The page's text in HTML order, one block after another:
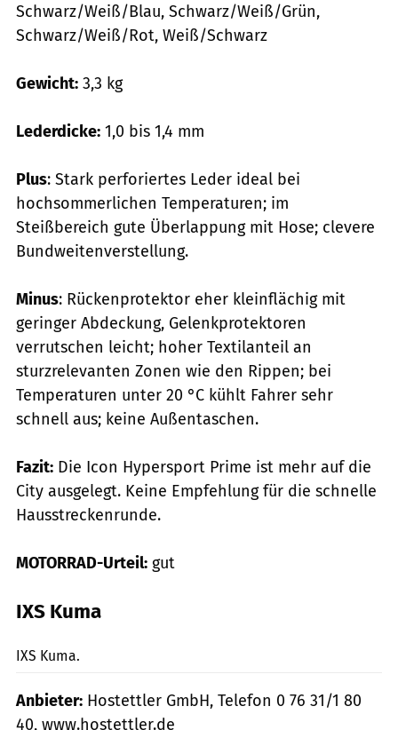
Schwarz/Weiß/Blau, Schwarz/Weiß/Grün,
Schwarz/Weiß/Rot, Weiß/Schwarz
Gewicht: 3,3 kg
Lederdicke: 1,0 bis 1,4 mm
Plus: Stark perforiertes Leder ideal bei
hochsommerlichen Temperaturen; im
Steißbereich gute Überlappung mit Hose; clevere
Bundweitenverstellung.
Minus: Rückenprotektor eher kleinflächig mit
geringer Abdeckung, Gelenkprotektoren
verrutschen leicht; hoher Textilanteil an
sturzrelevanten Zonen wie den Rippen; bei
Temperaturen unter 20 °C kühlt Fahrer sehr
schnell aus; keine Außentaschen.
Fazit: Die Icon Hypersport Prime ist mehr auf die
City ausgelegt. Keine Empfehlung für die schnelle
Hausstreckenrunde.
MOTORRAD-Urteil: gut
IXS Kuma
IXS Kuma.
Anbieter: Hostettler GmbH, Telefon 0 76 31/1 80
40, www.hostettler.de